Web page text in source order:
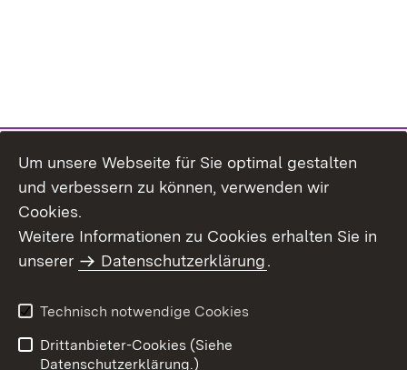
Benutzungshinweise
Erklärung zur
Um unsere Webseite für Sie optimal gestalten
und verbessern zu können, verwenden wir
Cookies.
Weitere Informationen zu Cookies erhalten Sie in
unserer
Datenschutzerklärung.
Technisch notwendige Cookies
Drittanbieter-Cookies (Siehe
Datenschutzerklärung.)